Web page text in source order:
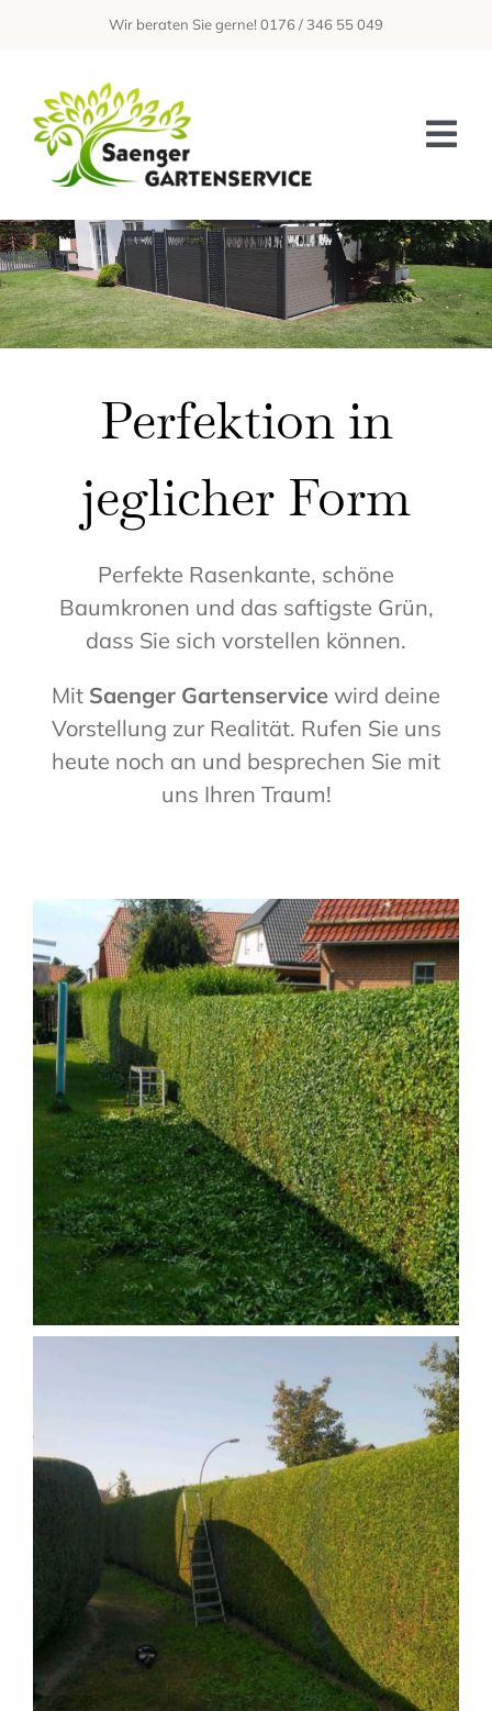
Wir beraten Sie gerne! 0176 / 346 55 049
Home
Über Uns
Leistungen
Perfektion in
jeglicher Form
Perfekte Rasenkante, schöne
Baumkronen und das saftigste Grün,
dass Sie sich vorstellen können.
Mit Saenger Gartenservice wird deine
Vorstellung zur Realität. Rufen Sie uns
heute noch an und besprechen Sie mit
uns Ihren Traum!